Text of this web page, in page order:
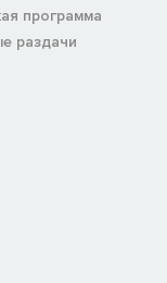
программа
раздачи